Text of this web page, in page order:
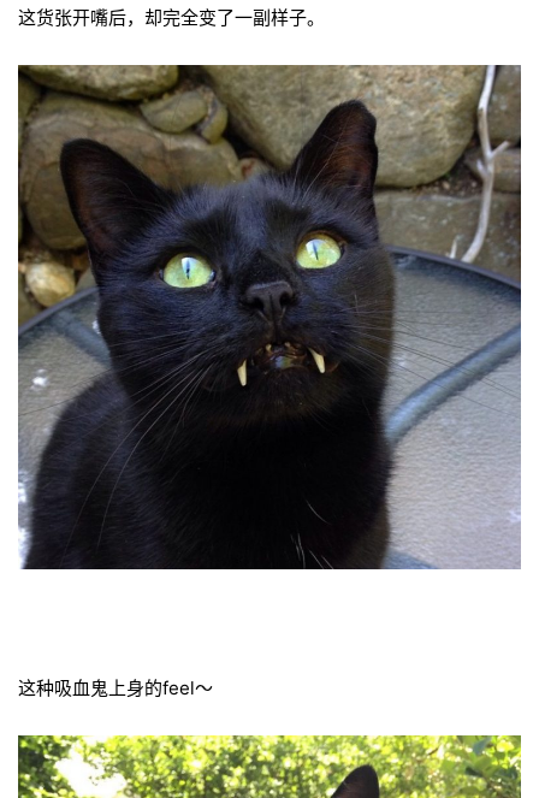
这货张开嘴后，却完全变了一副样子。
这种吸血鬼上身的feel～